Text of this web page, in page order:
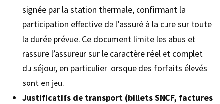
signée par la station thermale, confirmant la
participation effective de l’assuré à la cure sur toute
la durée prévue. Ce document limite les abus et
rassure l’assureur sur le caractère réel et complet
du séjour, en particulier lorsque des forfaits élevés
sont en jeu.
Justificatifs de transport (billets SNCF, factures